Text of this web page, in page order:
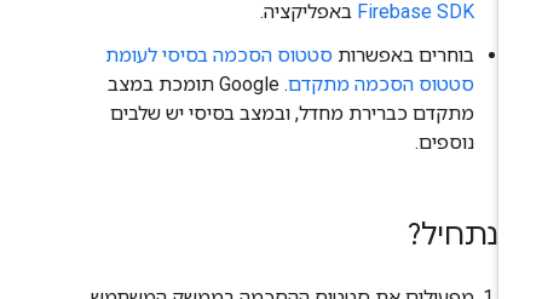
Firebase SDKבאפליקציה.
בוחרים באפשרותסטטוס הסכמה בסיסי לעומת
סטטוס הסכמה מתקדם
. ‫Google תומכת במצב
מתקדם כברירת מחדל, ובמצב בסיסי יש שלבים
נוספים.